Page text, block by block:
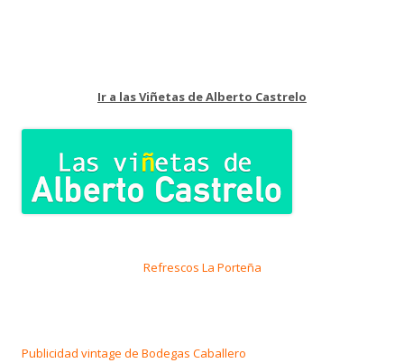
Ir a las Viñetas de Alberto Castrelo
Refrescos La Porteña
Publicidad vintage de Bodegas Caballero